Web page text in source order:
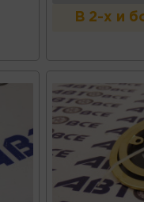
В 2-х и